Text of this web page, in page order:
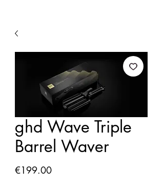
ghd Wave Triple
Barrel Waver
€199.00Price